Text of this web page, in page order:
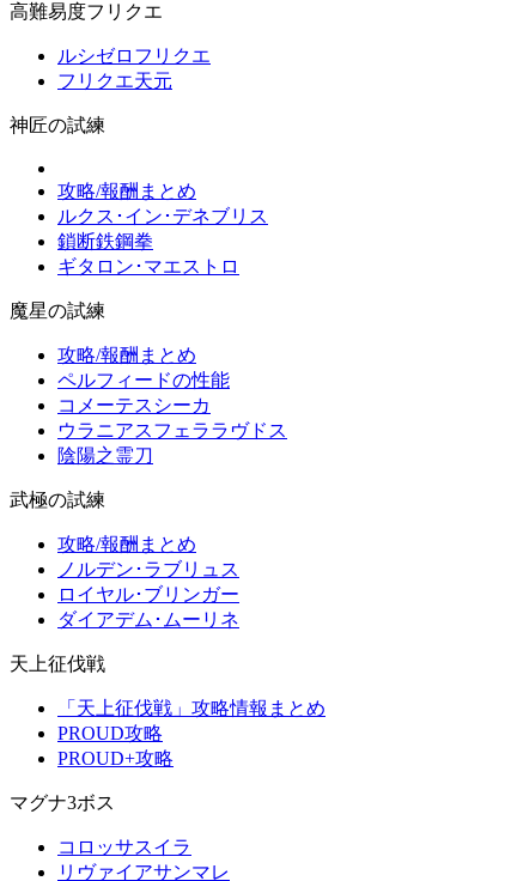
高難易度フリクエ
ルシゼロフリクエ
フリクエ天元
神匠の試練
攻略/報酬まとめ
ルクス･イン･デネブリス
鎖断鉄鋼拳
ギタロン･マエストロ
魔星の試練
攻略/報酬まとめ
ペルフィードの性能
コメーテスシーカ
ウラニアスフェララヴドス
陰陽之霊刀
武極の試練
攻略/報酬まとめ
ノルデン･ラブリュス
ロイヤル･ブリンガー
ダイアデム･ムーリネ
天上征伐戦
「天上征伐戦」攻略情報まとめ
PROUD攻略
PROUD+攻略
マグナ3ボス
コロッサスイラ
リヴァイアサンマレ